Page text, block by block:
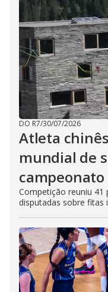
DO R7/30/07/2026
Atleta
mundial de
campeonato
Competição reuniu 41
disputadas sobre fitas